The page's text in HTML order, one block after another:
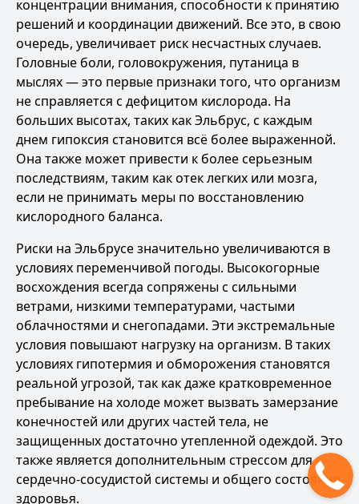
концентрации внимания, способности к принятию
решений и координации движений. Все это, в свою
очередь, увеличивает риск несчастных случаев.
Головные боли, головокружения, путаница в
мыслях — это первые признаки того, что организм
не справляется с дефицитом кислорода. На
больших высотах, таких как Эльбрус, с каждым
днем гипоксия становится всё более выраженной.
Она также может привести к более серьезным
последствиям, таким как отек легких или мозга,
если не принимать меры по восстановлению
кислородного баланса.
Риски на Эльбрусе значительно увеличиваются в
условиях переменчивой погоды. Высокогорные
восхождения всегда сопряжены с сильными
ветрами, низкими температурами, частыми
облачностями и снегопадами. Эти экстремальные
условия повышают нагрузку на организм. В таких
условиях гипотермия и обморожения становятся
реальной угрозой, так как даже кратковременное
пребывание на холоде может вызвать замерзание
конечностей или других частей тела, не
защищенных достаточно утепленной одеждой. Это
также является дополнительным стрессом для
сердечно-сосудистой системы и общего состояния
здоровья.